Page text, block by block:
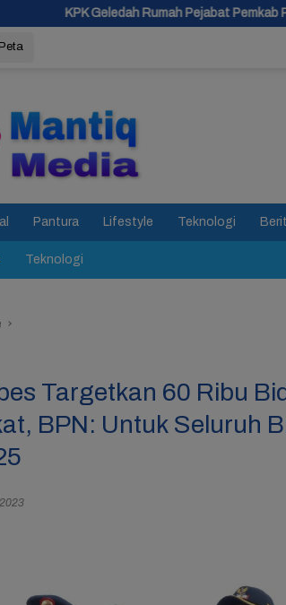
Pejabat Pemkab Pemalang di Kota Tegal,
Peta
Pantura Lifestyle Teknologi
Teknologi
Targetkan 60 Ribu
BPN: Untuk Seluruh